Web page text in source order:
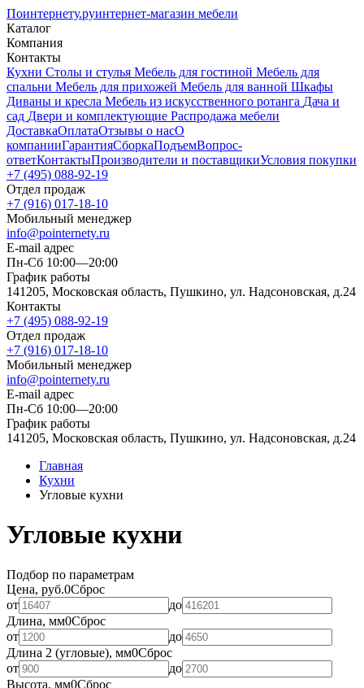
Поинтернету.руинтернет-магазин мебели
Каталог
Компания
Контакты
Кухни Столы и стулья Мебель для гостиной Мебель для
спальни Мебель для прихожей Мебель для ванной Шкафы
Диваны и кресла Мебель из искусственного ротанга Дача и
сад Двери и комплектующие Распродажа мебели
ДоставкаОплатаОтзывы о насО
компанииГарантияСборкаПодъемВопрос-
ответКонтактыПроизводители и поставщикиУсловия покупки
+7 (495) 088-92-19
Отдел продаж
+7 (916) 017-18-10
Мобильный менеджер
info@pointernety.ru
E-mail адрес
Пн-Сб 10:00—20:00
График работы
141205, Московская область, Пушкино, ул. Надсоновская, д.24
Контакты
+7 (495) 088-92-19
Отдел продаж
+7 (916) 017-18-10
Мобильный менеджер
info@pointernety.ru
E-mail адрес
Пн-Сб 10:00—20:00
График работы
141205, Московская область, Пушкино, ул. Надсоновская, д.24
Главная
Кухни
Угловые кухни
Угловые кухни
Подбор по параметрам
Цена, руб.0Сброс
от
до
Длина, мм0Сброс
от
до
Длина 2 (угловые), мм0Сброс
от
до
Высота, мм0Сброс